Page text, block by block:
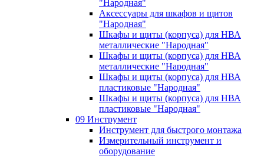
"Народная"
Аксессуары для шкафов и щитов
"Народная"
Шкафы и щиты (корпуса) для НВА
металлические "Народная"
Шкафы и щиты (корпуса) для НВА
металлические "Народная"
Шкафы и щиты (корпуса) для НВА
пластиковые "Народная"
Шкафы и щиты (корпуса) для НВА
пластиковые "Народная"
09 Инструмент
Инструмент для быстрого монтажа
Измерительный инструмент и
оборудование